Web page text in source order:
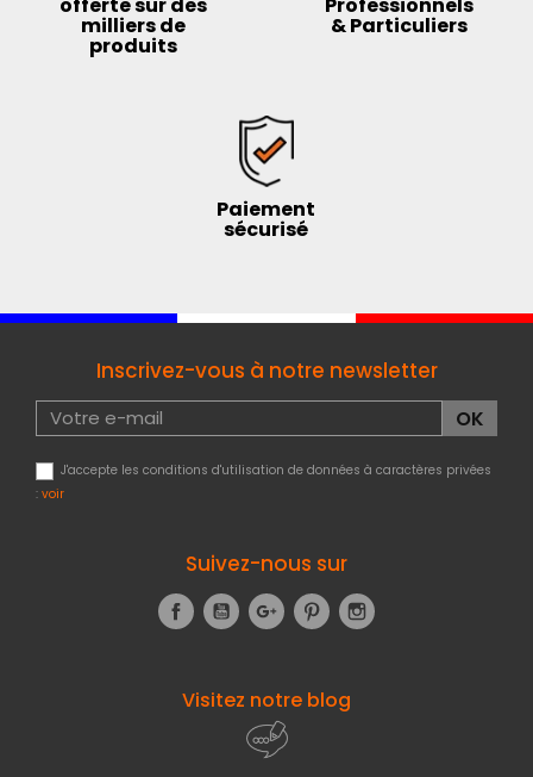
offerte sur des
milliers de
produits
Professionnels
& Particuliers
Paiement
sécurisé
Inscrivez-vous à notre newsletter
J'accepte les conditions d'utilisation de données à caractères privées
: voir
Suivez-nous sur
FacebookYouTubeGoogle+Pinterest
Visitez notre blog